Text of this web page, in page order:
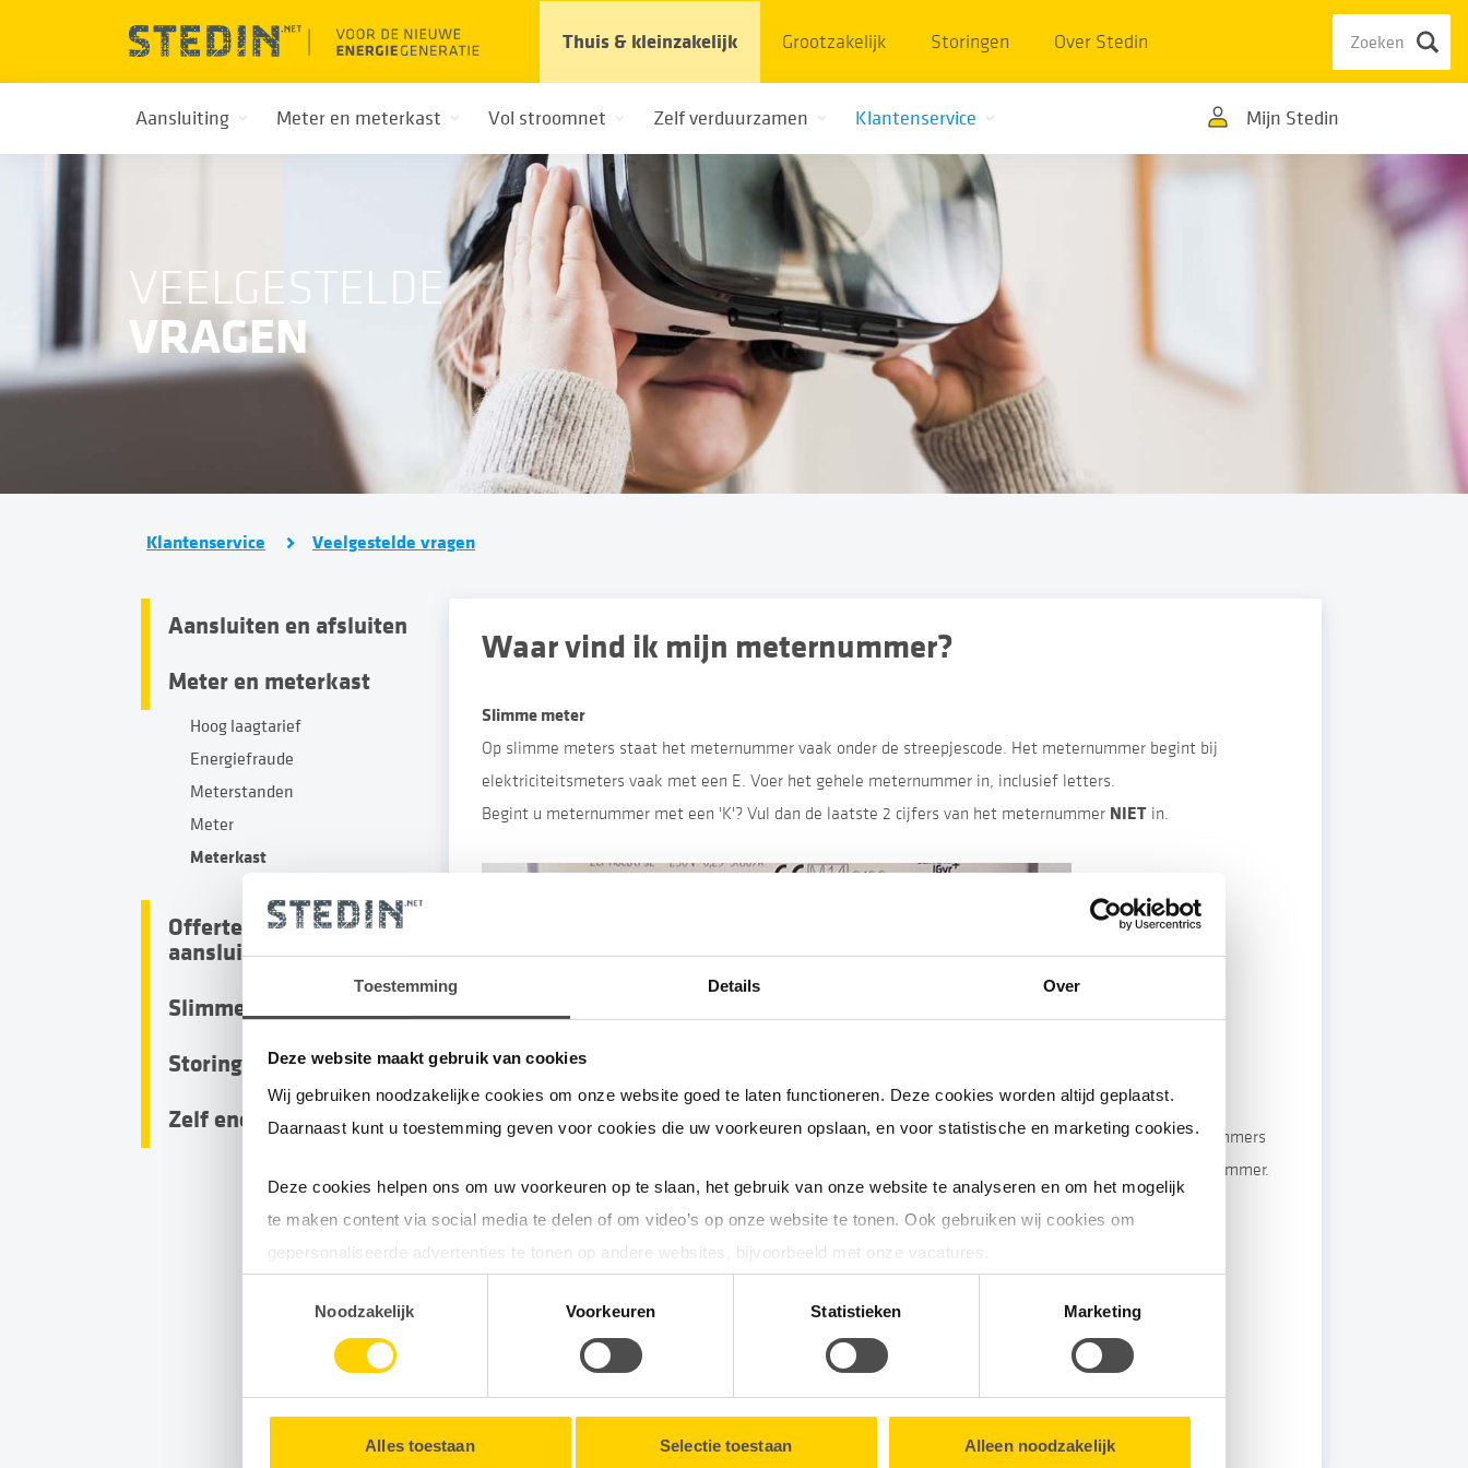
Toestemming Details Over
Deze website maakt gebruik van cookies
Wij gebruiken noodzakelijke cookies om onze website goed te laten functioneren. Deze cookies worden altijd geplaatst.
Daarnaast kunt u toestemming geven voor cookies die uw voorkeuren opslaan, en voor statistische en marketing cookies.
Deze cookies helpen ons om uw voorkeuren op te slaan, het gebruik van onze website te analyseren en om het mogelijk
te maken content via social media te delen of om video’s op onze website te tonen. Ook gebruiken wij cookies om
gepersonaliseerde advertenties te tonen op andere websites, bijvoorbeeld met onze vacatures.
Door gebruik te maken van optionele cookies verzamelen wij, samen met onze partners, informatie over u en volgen wij
uw surfgedrag binnen en buiten onze website.
U kunt uw toestemming op elk moment intrekken via deCookieverklaringonderaan onze website.
Noodzakelijk
Voorkeuren Statistieken Marketing
Alleen noodzakelijk
Selectie toestaan
Alles toestaan
Thuis & kleinzakelijk Grootzakelijk Storingen Over Stedin
Aansluiting Meter en meterkast Vol stroomnet Zelf verduurzamen Klantenservice Mijn Stedin
VEELGESTELDE
VRAGEN
Klantenservice Veelgestelde vragen
Aansluiten en afsluiten
Meter en meterkast
Hoog laagtarief
Energiefraude
Meterstanden
Meter
Meterkast
Offertes en
aansluitingen
Slimme meter
Storing en compensatie
Zelf energie opwekken
Waar vind ik mijn meternummer?
Slimme meter
Op slimme meters staat het meternummer vaak onder de streepjescode. Het meternummer begint bij
elektriciteitsmeters vaak met een E. Voer het gehele meternummer in, inclusief letters.
Begint u meternummer met een 'K'? Vul dan de laatste 2 cijfers van het meternummer NIET in.
Traditionele meter
Een traditionele meter heeft geen streepjescode. Zoek dan naar een (meestal lang) nummer. Meternummers
Voer bij een traditionele meter alleen de cijfers in van het meternummer.